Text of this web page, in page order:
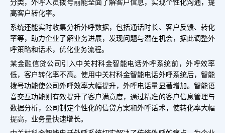
高客户转化率。
系统还能实时收集分析外呼数据，包括通话时长、客户反馈、转化
率等，助力企业了解业务进展，发现问题与潜在机会，据此调整外
呼策略和话术，优化业务流程。
某金融信贷公司引入中关村科金智能电话外呼系统前，外呼效率
低，客户转化率不高。使用中关村科金智能电话外呼系统后，智能
拨号功能使公司外呼效率大幅提升，外呼电话量显著增加。智能语
音交互功能则有效提升了客户满意度，通过精准的客户信息管理与
数据分析，公司制定个性化的信贷方案和外呼话术，使转化率大幅
提高，业务量快速增长。